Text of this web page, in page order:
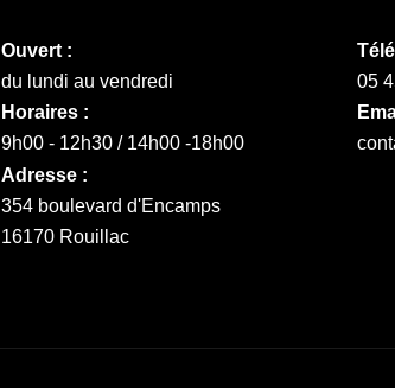
Ouvert :
du lundi au vendredi
Horaires :
9h00 - 12h30 / 14h00 -18h00
Adresse :
354 boulevard d'Encamps
16170 Rouillac
05